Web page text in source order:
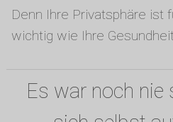
Denn Ihre Privatsphäre ist
wichtig wie Ihre
Es war noch nie